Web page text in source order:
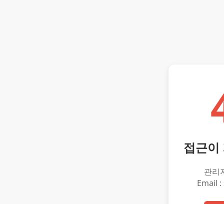
접근이
관리
Email